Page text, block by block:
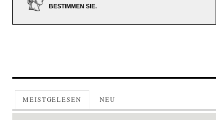
BESTIMMEN SIE.
MEISTGELESEN NEU